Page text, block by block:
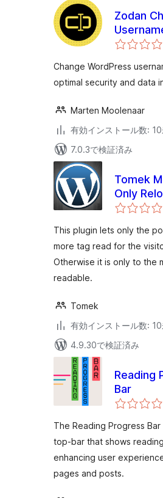
Zodan
Change WordPress
optimal security and data
Marten Moolenaar
有効インストール数:
7.0.3で検証済み
Tomek
Only
This plugin lets only the
more tag read for the
Otherwise it is only to the
readable.
Tomek
有効インストール数:
4.9.30で検証済み
Reading
Bar
The Reading Progress
top-bar that shows
enhancing user
pages and posts.